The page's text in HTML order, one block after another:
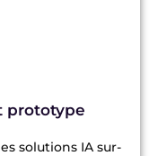
prototype
solutions IA sur-